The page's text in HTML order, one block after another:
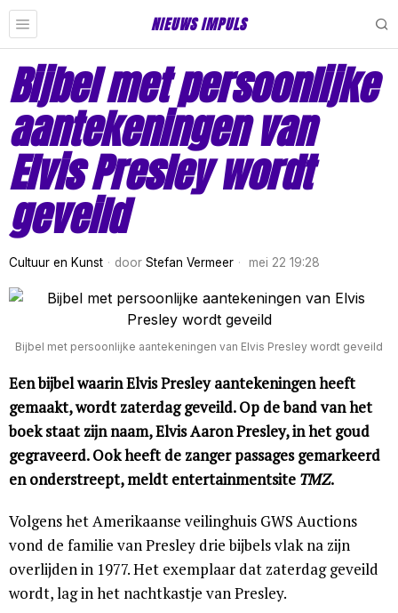
NIEUWS IMPULS
Bijbel met persoonlijke
aantekeningen van
Elvis Presley wordt
geveild
Cultuur en Kunst door Stefan Vermeer mei 22 19:28
Bijbel met persoonlijke aantekeningen van Elvis Presley wordt geveild
Een bijbel waarin Elvis Presley aantekeningen heeft
gemaakt, wordt zaterdag geveild. Op de band van het
boek staat zijn naam, Elvis Aaron Presley, in het goud
gegraveerd. Ook heeft de zanger passages gemarkeerd
en onderstreept, meldt entertainmentsite TMZ.
Volgens het Amerikaanse veilinghuis GWS Auctions
vond de familie van Presley drie bijbels vlak na zijn
overlijden in 1977. Het exemplaar dat zaterdag geveild
wordt, lag in het nachtkastje van Presley.